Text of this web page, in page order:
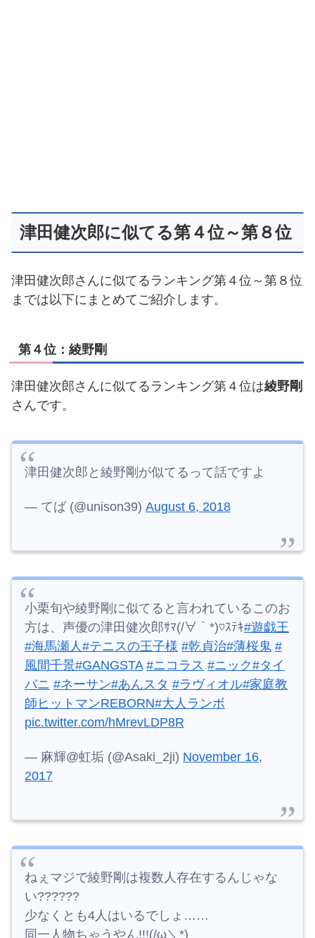
津田健次郎に似てる第４位～第８位
津田健次郎さんに似てるランキング第４位～第８位
までは以下にまとめてご紹介します。
第４位：綾野剛
津田健次郎さんに似てるランキング第４位は綾野剛
さんです。
津田健次郎と綾野剛が似てるって話ですよ
— てば (@unison39) August 6, 2018
小栗旬や綾野剛に似てると言われているこのお
方は、声優の津田健次郎ｻﾏ(/∀｀*)♡ｽﾃｷ#遊戯王
#海馬瀬人#テニスの王子様 #乾貞治#薄桜鬼 #
風間千景#GANGSTA #ニコラス #ニック#タイ
バニ #ネーサン#あんスタ #ラヴィオル#家庭教
師ヒットマンREBORN#大人ランボ
pic.twitter.com/hMrevLDP8R
— 麻輝@虹垢 (@Asaki_2ji) November 16,
2017
ねぇマジで綾野剛は複数人存在するんじゃな
い??????
少なくとも4人はいるでしょ……
同一人物ちゃうやん!!!(/ω＼*)